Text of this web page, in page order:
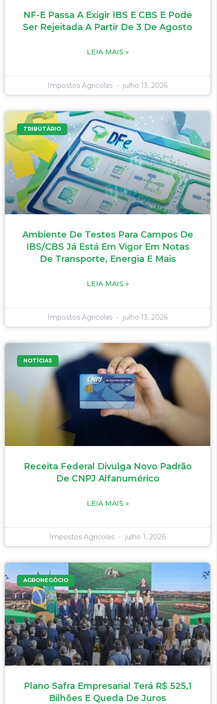
NF-E Passa A Exigir IBS E CBS E Pode
Ser Rejeitada A Partir De 3 De Agosto
LEIA MAIS »
Impostos Agricolas julho 13, 2026
TRIBUTÁRIO
Ambiente De Testes Para Campos De
IBS/CBS Já Está Em Vigor Em Notas
De Transporte, Energia E Mais
LEIA MAIS »
Impostos Agricolas julho 13, 2026
NOTÍCIAS
Receita Federal Divulga Novo Padrão
De CNPJ Alfanumérico
LEIA MAIS »
Impostos Agricolas julho 1, 2026
AGRONEGÓCIO
Plano Safra Empresarial Terá R$ 525,1
Bilhões E Queda De Juros